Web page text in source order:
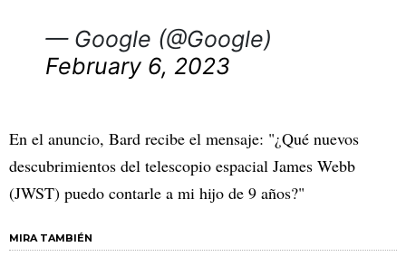
— Google (@Google)
February 6, 2023
En el anuncio, Bard recibe el mensaje: "¿Qué nuevos
descubrimientos del telescopio espacial James Webb
(JWST) puedo contarle a mi hijo de 9 años?"
MIRA TAMBIÉN